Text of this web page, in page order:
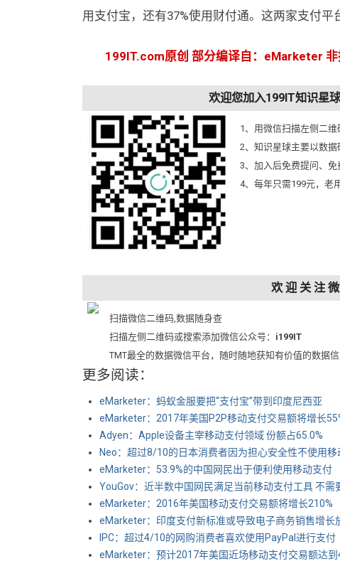
用支付宝，还有37%使用财付通。这两家支付平
199IT.com原创 部分编译自：eMarketer 非
欢迎您加入199IT知识星
1、用微信扫描左侧二维
2、知识星球主要以数据
3、加入后免费提问、免
4、每年只需199元，老
欢 迎 关 注
扫描微信二维码,数据随身查
扫描左侧二维码或搜索添加微信公众号： i199IT
TMT最全的数据微信平台，随时随地获知有价值的数据
更多阅读：
eMarketer：蚂蚁金服要把“支付宝”带到印度尼西亚
eMarketer：2017年美国P2P移动支付交易额将增长
Adyen：Apple设备主宰移动支付领域 份额占65.0%
Neo：超过8/10的日本消费者因为担心安全性不使用移
eMarketer：53.9%的中国网民出于便利使用移动支付
YouGov：近半数中国网民满足当前移动支付工具 不需
eMarketer：2016年美国移动支付交易额将增长210%
eMarketer：印度支付新标准或导致电子商务销售增长
IPC：超过4/10的网购消费者喜欢使用PayPal进行支付
eMarketer：预计2017年美国近场移动支付交易额达